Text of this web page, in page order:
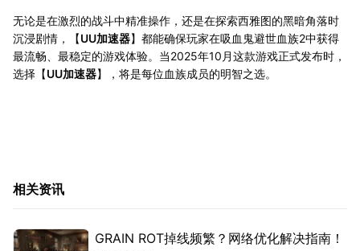
无论是在激烈的战斗中精准操作，还是在探索西雅图的黑暗角落时
沉浸剧情，【UU加速器】都能确保玩家在吸血鬼避世血族2中获得
最流畅、最稳定的游戏体验。当2025年10月这款游戏正式发布时，
选择【UU加速器】，将是每位血族成员的明智之选。
相关资讯
GRAIN ROT掉线频繁？网络优化解决指南！